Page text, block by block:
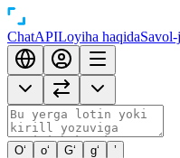
ChatAPILoyiha haqida
O‘ o‘ G‘ g‘ ’